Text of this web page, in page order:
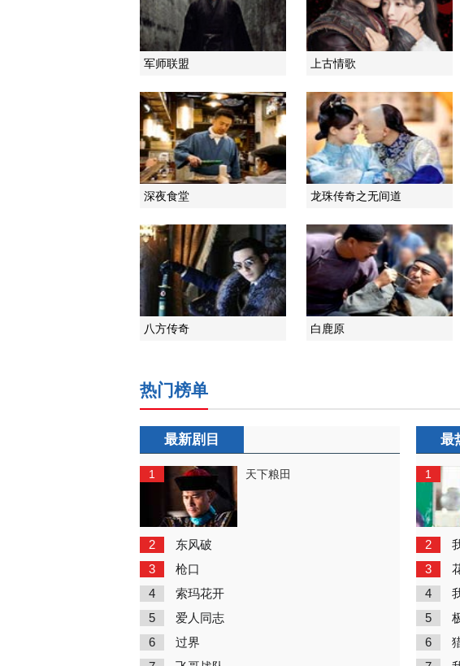
军师联盟 上古情歌
深夜食堂 龙珠传奇之无间道
八方传奇 白鹿原
热门榜单
最新剧目
1 天下粮田
2 东风破
3 枪口
4 索玛花开
5 爱人同志
6 过界
最
1
2
3
4
5
6